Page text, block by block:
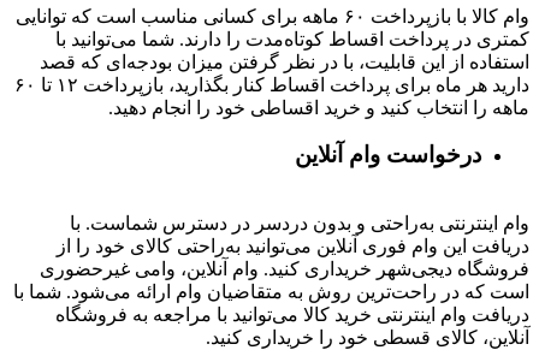
وام کالا با بازپرداخت ۶۰ ماهه برای کسانی مناسب است که توانایی
کمتری در پرداخت اقساط کوتاه‌مدت را دارند. شما می‌توانید با
استفاده از این قابلیت، با در نظر گرفتن میزان بودجه‌ای که قصد
دارید هر ماه برای پرداخت اقساط کنار بگذارید، بازپرداخت ۱۲ تا ۶۰
ماهه را انتخاب کنید و خرید اقساطی خود را انجام دهید.
درخواست وام آنلاین
وام اینترنتی به‌راحتی و بدون دردسر در دسترس شماست. با
دریافت این وام فوری آنلاین می‌توانید به‌راحتی کالای خود را از
فروشگاه دیجی‌شهر خریداری کنید. وام آنلاین، وامی غیرحضوری
است که در راحت‌ترین روش به متقاضیان وام ارائه می‌شود. شما با
دریافت وام اینترنتی خرید کالا می‌توانید با مراجعه به فروشگاه
آنلاین، کالای قسطی خود را خریداری کنید.